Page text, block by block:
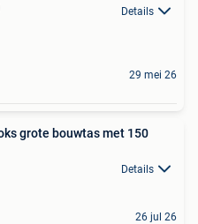
Details
29 mei 26
grote bouwtas met 150
Details
26 jul 26